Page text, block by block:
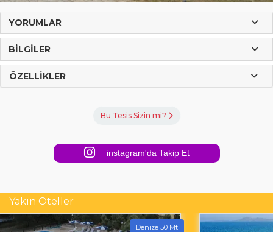
YORUMLAR
BILGILER
ÖZELLIKLER
Bu Tesis Sizin mi?
instagram'da Takip Et
Yakın Oteller
Denize 50 Mt